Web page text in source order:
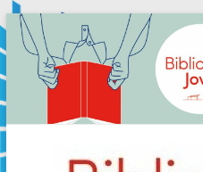
Skip
content